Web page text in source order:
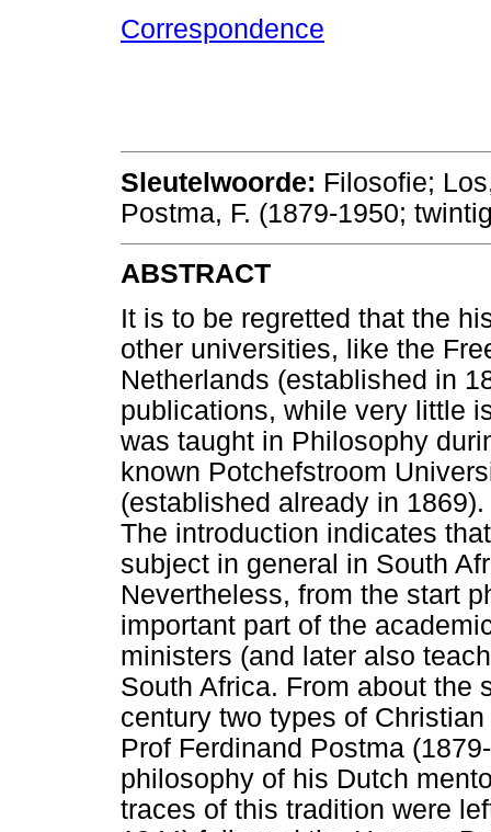
Correspondence
Sleutelwoorde: Filosofie;
Postma, F. (1879-1950;
ABSTRACT
It is to be regretted that the
other universities, like the
Netherlands (established in
publications, while very little
was taught in Philosophy
known Potchefstroom
(established already in 1869).
The introduction indicates
subject in general in South
Nevertheless, from the start
important part of the
ministers (and later also
South Africa. From about the
century two types of
Prof Ferdinand Postma
philosophy of his Dutch
traces of this tradition were